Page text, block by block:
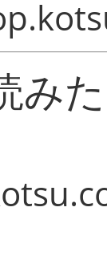
み